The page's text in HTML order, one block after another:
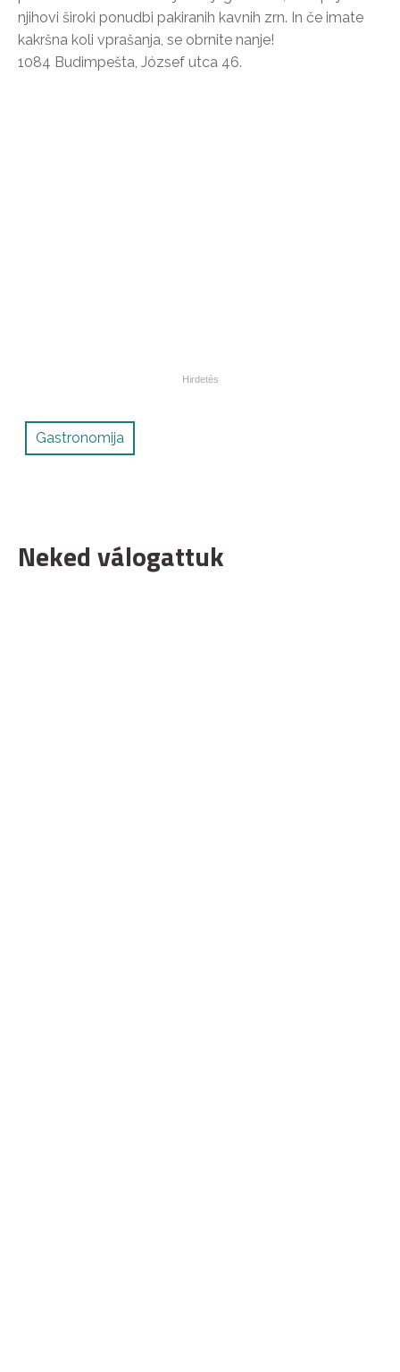
njihovi široki ponudbi pakiranih kavnih zrn. In če imate
kakršna koli vprašanja, se obrnite nanje!
1084 Budimpešta, József utca 46.
Gastronomija
Neked válogattuk